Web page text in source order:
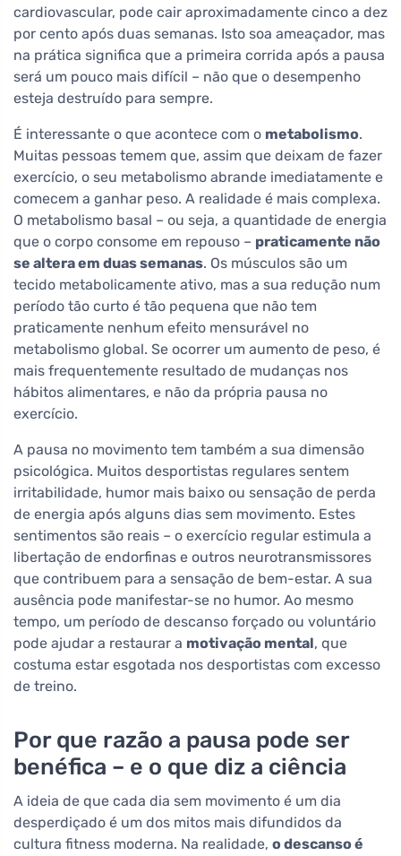
cardiovascular, pode cair aproximadamente cinco a dez
por cento após duas semanas. Isto soa ameaçador, mas
na prática significa que a primeira corrida após a pausa
será um pouco mais difícil – não que o desempenho
esteja destruído para sempre.
É interessante o que acontece com o metabolismo.
Muitas pessoas temem que, assim que deixam de fazer
exercício, o seu metabolismo abrande imediatamente e
comecem a ganhar peso. A realidade é mais complexa.
O metabolismo basal – ou seja, a quantidade de energia
que o corpo consome em repouso – praticamente não
se altera em duas semanas. Os músculos são um
tecido metabolicamente ativo, mas a sua redução num
período tão curto é tão pequena que não tem
praticamente nenhum efeito mensurável no
metabolismo global. Se ocorrer um aumento de peso, é
mais frequentemente resultado de mudanças nos
hábitos alimentares, e não da própria pausa no
exercício.
A pausa no movimento tem também a sua dimensão
psicológica. Muitos desportistas regulares sentem
irritabilidade, humor mais baixo ou sensação de perda
de energia após alguns dias sem movimento. Estes
sentimentos são reais – o exercício regular estimula a
libertação de endorfinas e outros neurotransmissores
que contribuem para a sensação de bem-estar. A sua
ausência pode manifestar-se no humor. Ao mesmo
tempo, um período de descanso forçado ou voluntário
pode ajudar a restaurar a motivação mental, que
costuma estar esgotada nos desportistas com excesso
de treino.
Por que razão a pausa pode ser
benéfica – e o que diz a ciência
A ideia de que cada dia sem movimento é um dia
desperdiçado é um dos mitos mais difundidos da
cultura fitness moderna. Na realidade, o descanso é